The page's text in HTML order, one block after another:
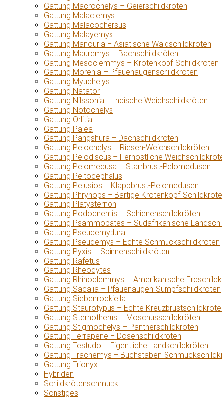
Gattung Macrochelys – Geierschildkröten
Gattung Malaclemys
Gattung Malacochersus
Gattung Malayemys
Gattung Manouria – Asiatische Waldschildkröten
Gattung Mauremys – Bachschildkröten
Gattung Mesoclemmys – Krötenkopf-Schildkröten
Gattung Morenia – Pfauenaugenschildkröten
Gattung Myuchelys
Gattung Natator
Gattung Nilssonia – Indische Weichschildkröten
Gattung Notochelys
Gattung Orlitia
Gattung Palea
Gattung Pangshura – Dachschildkröten
Gattung Pelochelys – Riesen-Weichschildkröten
Gattung Pelodiscus – Fernöstliche
Gattung Pelomedusa – Starrbrust-Pelomedusen
Gattung Peltocephalus
Gattung Pelusios – Klappbrust-Pelomedusen
Gattung Phrynops – Bärtige Krötenkopf-
Gattung Platysternon
Gattung Podocnemis – Schienenschildkröten
Gattung Psammobates – Südafrikanische
Gattung Pseudemydura
Gattung Pseudemys – Echte Schmuckschildkröten
Gattung Pyxis – Spinnenschildkröten
Gattung Rafetus
Gattung Rheodytes
Gattung Rhinoclemmys – Amerikanische
Gattung Sacalia – Pfauenaugen-Sumpfschildkröten
Gattung Siebenrockiella
Gattung Staurotypus – Echte
Gattung Sternotherus – Moschusschildkröten
Gattung Stigmochelys – Pantherschildkröten
Gattung Terrapene – Dosenschildkröten
Gattung Testudo – Eigentliche Landschildkröten
Gattung Trachemys – Buchstaben-
Gattung Trionyx
Hybriden
Schildkrötenschmuck
Sonstiges